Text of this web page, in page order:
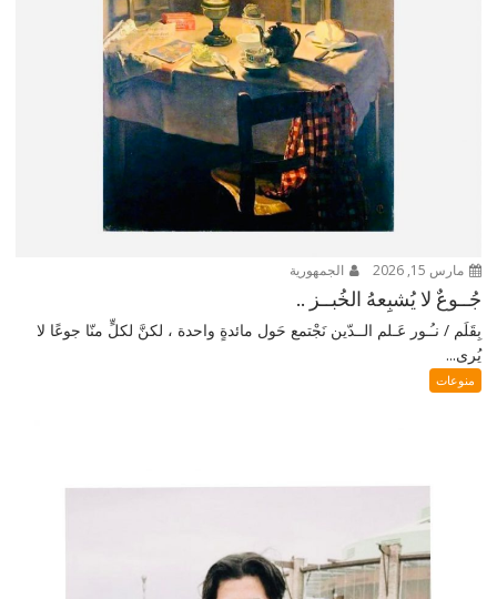
مارس 15, 2026 الجمهورية
جُــوعٌ لا يُشبِعهُ الخُبــز ..
بِقَلَم / نـُـور عَـلم الــدّين نَجْتمع حَول مائدةٍ واحدة ، لكنَّ لكلٍّ منّا جوعًا لا
يُرى...
منوعات